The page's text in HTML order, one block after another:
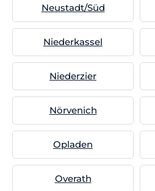
Neustadt/Süd
Niederkassel
Niederzier
Nörvenich
Opladen
Overath